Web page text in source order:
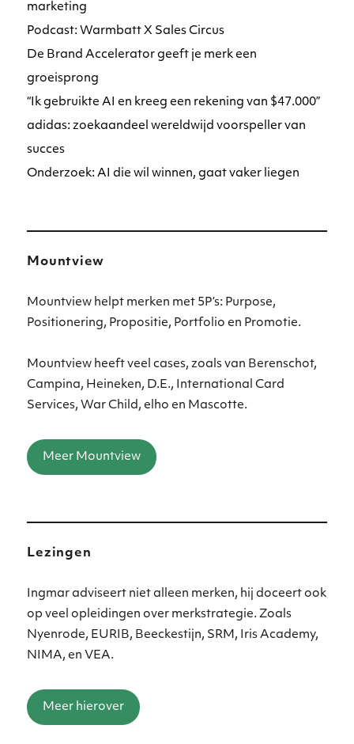
marketing
Podcast: Warmbatt X Sales Circus
De Brand Accelerator geeft je merk een
groeisprong
“Ik gebruikte AI en kreeg een rekening van $47.000”
adidas: zoekaandeel wereldwijd voorspeller van
succes
Onderzoek: AI die wil winnen, gaat vaker liegen
Mountview
Mountview helpt merken met 5P’s: Purpose,
Positionering, Propositie, Portfolio en Promotie.
Mountview heeft veel cases, zoals van Berenschot,
Campina, Heineken, D.E., International Card
Services, War Child, elho en Mascotte.
Meer Mountview
Lezingen
Ingmar adviseert niet alleen merken, hij doceert ook
op veel opleidingen over merkstrategie. Zoals
Nyenrode, EURIB, Beeckestijn, SRM, Iris Academy,
NIMA, en VEA.
Meer hierover